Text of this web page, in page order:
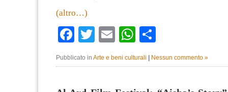
(altro…)
Facebook
TwitterEmailWhatsApp
Pubblicato in Arte e beni culturali Nessun commento »